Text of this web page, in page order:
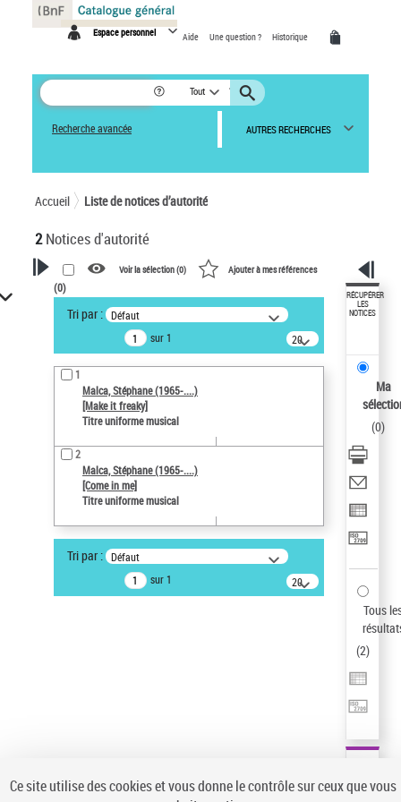
Espace personnel Aide Une question ? Historique
Tout
Recherche avancée AUTRES RECHERCHES
Accueil Liste de notices d’autorité
2Notices d'autorité
VOTRE RECHERCHE
Recherche avancée dans les
notices d’autorité
Œuvres liées à l'auteur :
Malca, Stéphane (1965-....)
Type de notice d'autorité
ne s'applique pas
Sauvegarder votre recherche
AFFINER
Type de notice d'autorité
Œuvre(2)
Voir la sélection (0) Ajouter à mes références
(0)
Tri par : Défaut
sur 1
20
résultats/page
1
Malca, Stéphane (1965-....)
[Make it freaky]
Titre uniforme musical
2
Malca, Stéphane (1965-....)
[Come in me]
Titre uniforme musical
Tri par : Défaut
sur 1
20
résultats/page
RÉCUPÉRER
LES
NOTICES
Ma
(0)
Tous
(2)
Panneau de gestion des cookies
Ce site utilise des cookies et vous donne le contrôle sur ceux que vous